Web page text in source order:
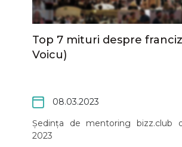
Top 7 mituri despre
Voicu)
08.03.2023
Ședința de mentoring bizz.club
2023